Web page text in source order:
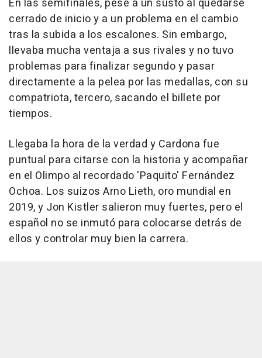
En las semifinales, pese a un susto al quedarse
cerrado de inicio y a un problema en el cambio
tras la subida a los escalones. Sin embargo,
llevaba mucha ventaja a sus rivales y no tuvo
problemas para finalizar segundo y pasar
directamente a la pelea por las medallas, con su
compatriota, tercero, sacando el billete por
tiempos.
Llegaba la hora de la verdad y Cardona fue
puntual para citarse con la historia y acompañar
en el Olimpo al recordado 'Paquito' Fernández
Ochoa. Los suizos Arno Lieth, oro mundial en
2019, y Jon Kistler salieron muy fuertes, pero el
español no se inmutó para colocarse detrás de
ellos y controlar muy bien la carrera.